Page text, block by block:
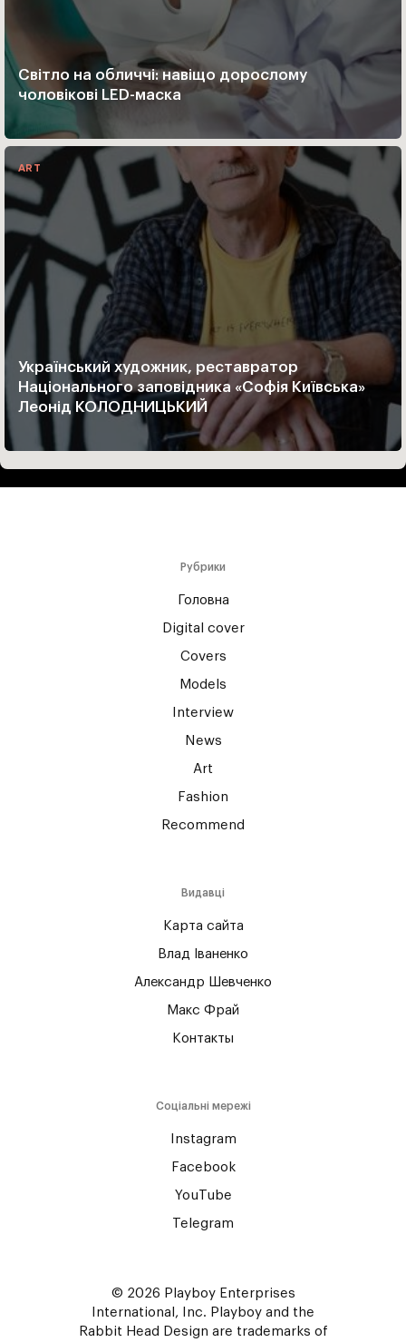
Світло на обличчі: навіщо дорослому
чоловікові LED-маска
ART
Український художник, реставратор
Національного заповідника «Софія Київська»
Леонід КОЛОДНИЦЬКИЙ
Рубрики
Головна
Digital cover
Covers
Models
Interview
News
Art
Fashion
Recommend
Видавці
Карта сайта
Влад Іваненко
Александр Шевченко
Макс Фрай
Контакты
Соціальні мережі
Instagram
Facebook
YouTube
Telegram
© 2026 Playboy Enterprises
International, Inc. Playboy and the
Rabbit Head Design are trademarks of